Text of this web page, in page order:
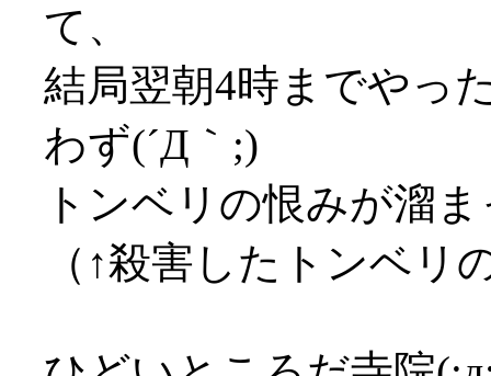
て、
結局翌朝4時までやっ
わず(´Д｀;)
トンベリの恨みが溜
（↑殺害したトンベリ